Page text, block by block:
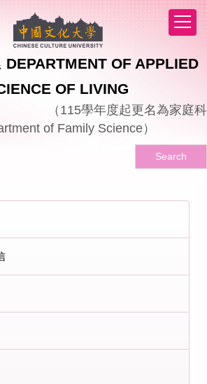
DEPARTMENT OF APPLIED
OF LIVING
（ 115學年度起更名為家庭科
of Family Science）
Search